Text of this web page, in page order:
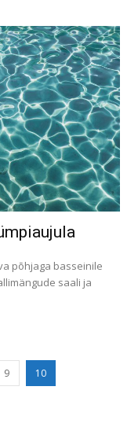
põhjaga basseinile
saali ja
9 10